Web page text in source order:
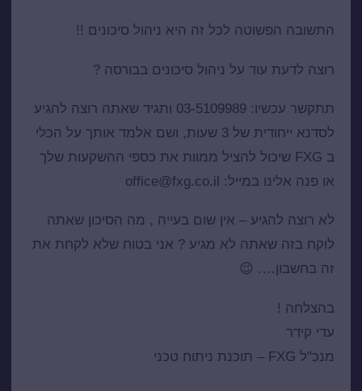
התשובה הפשוטה לכל זה היא ניהול סיכונים !!
רוצה לדעת עוד על ניהול סיכונים בבורסה ?
תתקשר עכשיו: 03-5109989 ותגיד שאתה רוצה להגיע
לסדנא ייחודית של 3 שעות, ושם אלמד אותך על הכלי
ב FXG שיכול להציל ממוות את כספי ההשקעות שלך
או פנה אלינו במייל: office@fxg.co.il
לא רוצה להגיע – אין שום בעייה , מה הסיכון שאתה
לוקח בזה שאתה לא מגיע ? אני בטוח שלא לקחת את
זה בחשבון…. 😉
בהצלחה !
עדי קידר
מנכ"ל FXG –
תוכנת ניתוח טכני